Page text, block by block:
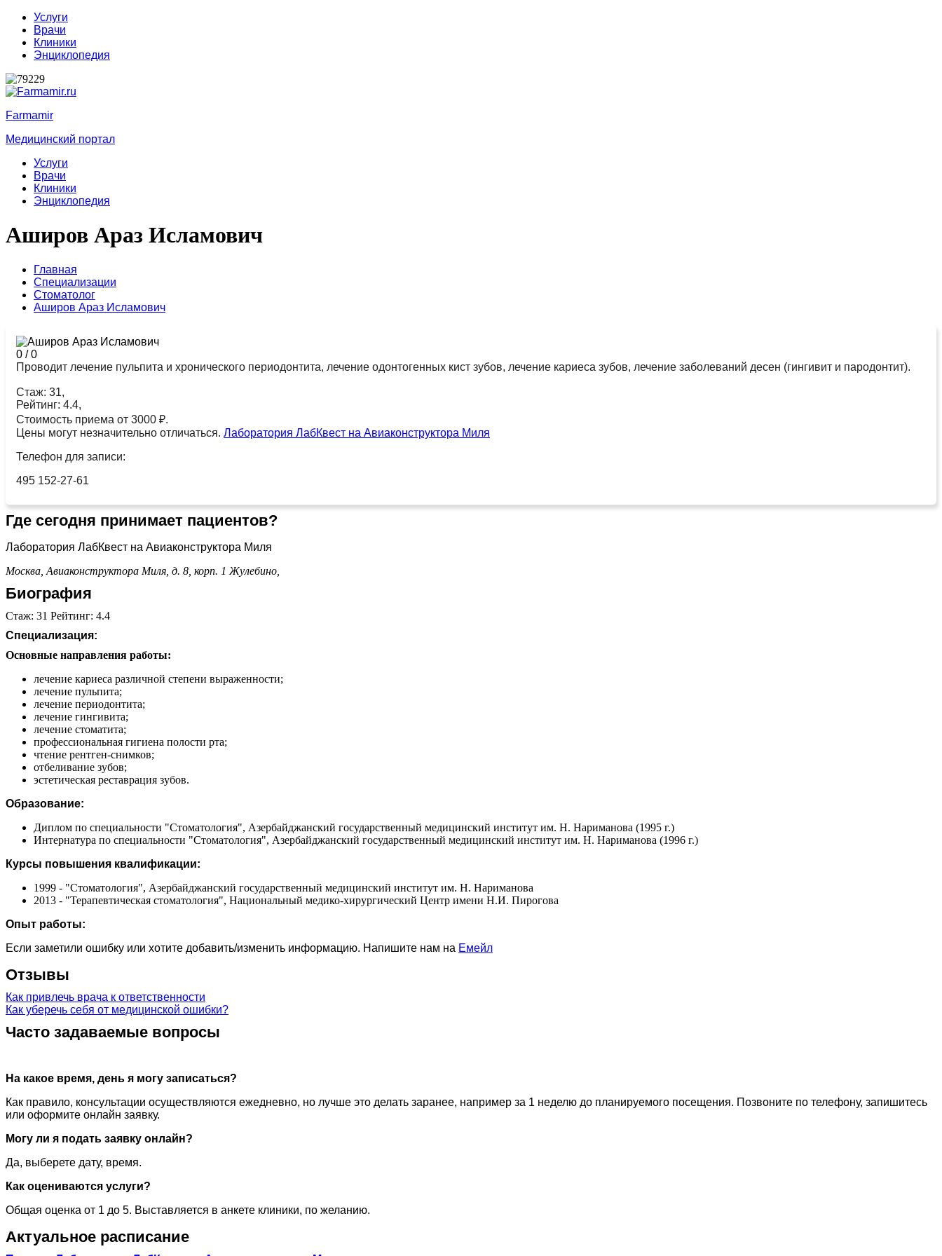
Услуги
Врачи
Клиники
Энциклопедия
Farmamir
Медицинский портал
Услуги
Врачи
Клиники
Энциклопедия
Аширов Араз Исламович
Главная
Специализации
Стоматолог
Аширов Араз Исламович
0 /0
Проводит лечение пульпита и хронического периодонтита, лечение одонтогенных кист зубов, лечение кариеса зубов, лечение заболеваний десен (гингивит и пародонтит).
Стаж: 31,
Рейтинг: 4.4,
Стоимость приема от 3000 ₽.
Цены могут незначительно отличаться. Лаборатория ЛабКвест на Авиаконструктора Миля
Телефон для записи:
495 152-27-61
Где сегодня принимает пациентов?
Лаборатория ЛабКвест на Авиаконструктора Миля
Москва, Авиаконструктора Миля, д. 8, корп. 1 Жулебино,
Биография
Стаж: 31 Рейтинг: 4.4
Специализация:
Основные направления работы:
лечение кариеса различной степени выраженности;
лечение пульпита;
лечение периодонтита;
лечение гингивита;
лечение стоматита;
профессиональная гигиена полости рта;
чтение рентген-снимков;
отбеливание зубов;
эстетическая реставрация зубов.
Образование:
Диплом по специальности "Стоматология", Азербайджанский государственный медицинский институт им. Н. Нариманова (1995 г.)
Интернатура по специальности "Стоматология", Азербайджанский государственный медицинский институт им. Н. Нариманова (1996 г.)
Курсы повышения квалификации:
1999 - "Стоматология", Азербайджанский государственный медицинский институт им. Н. Нариманова
2013 - "Терапевтическая стоматология", Национальный медико-хирургический Центр имени Н.И. Пирогова
Опыт работы:
Если заметили ошибку или хотите добавить/изменить информацию. Напишите нам на Емейл
Отзывы
Как привлечь врача к ответственности
Как уберечь себя от медицинской ошибки?
Часто задаваемые вопросы
На какое время, день я могу записаться?
Как правило, консультации осуществляются ежедневно, но лучше это делать заранее, например за 1 неделю до планируемого посещения. Позвоните по телефону, запишитесь
или оформите онлайн заявку.
Могу ли я подать заявку онлайн?
Да, выберете дату, время.
Как оцениваются услуги?
Общая оценка от 1 до 5. Выставляется в анкете клиники, по желанию.
Актуальное расписание